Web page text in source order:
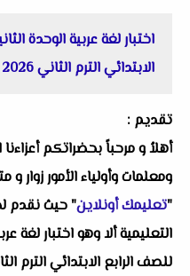
اختبار لغة عربية الوحدة
الابتدائي الترم الثاني 2026 لمستر إسلام جمعة
تقديم :
أهلاُ و مرحباً بحضراتكم
ومعلمات وأولياء الأمور زوار
"تعليمك أونلاين" حيث نقدم
التعليمية ألا وهو اختبار لغة